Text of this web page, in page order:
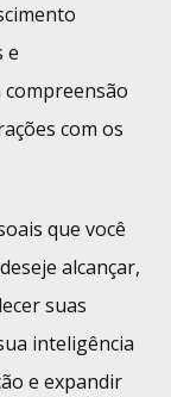
e
com os
que você
alcançar,
suas
inteligência
e expandir